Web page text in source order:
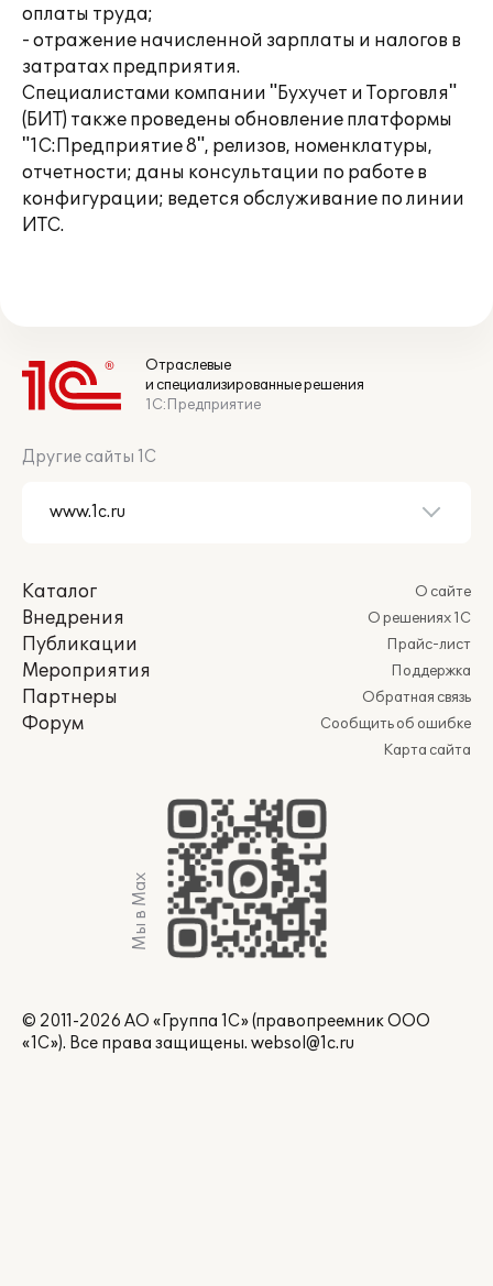
оплаты труда;
- отражение начисленной зарплаты и налогов в
затратах предприятия.
Специалистами компании "Бухучет и Торговля"
(БИТ) также проведены обновление платформы
"1С:Предприятие 8", релизов, номенклатуры,
отчетности; даны консультации по работе в
конфигурации; ведется обслуживание по линии
ИТС.
Отраслевые
и специализированные решения
1С:Предприятие
Другие сайты 1С
Каталог
Внедрения
Публикации
Мероприятия
Партнеры
Форум
О сайте
О решениях 1С
Прайс-лист
Поддержка
Обратная связь
Сообщить об ошибке
Карта сайта
Мы в Max
© 2011-2026 АО «Группа 1С» (правопреемник ООО
«1С»). Все права защищены. websol@1c.ru